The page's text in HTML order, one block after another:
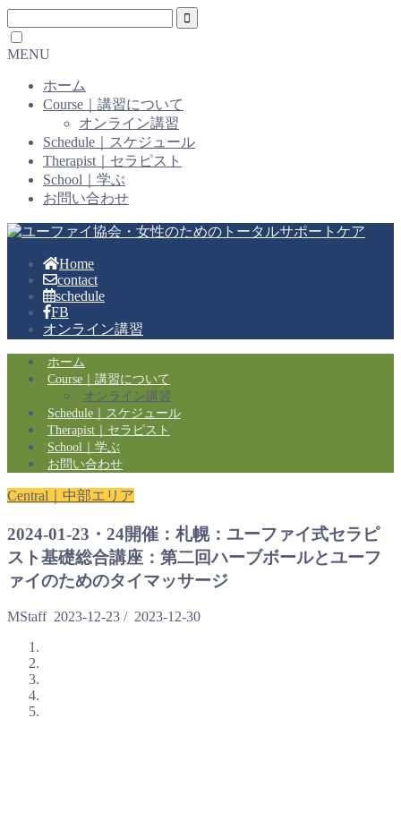
MENU
ホーム
Course｜講習について
オンライン講習
Schedule｜スケジュール
Therapist｜セラピスト
School｜学ぶ
お問い合わせ
Home
contact
schedule
FB
オンライン講習
ホーム
Course｜講習について
オンライン講習
Schedule｜スケジュール
Therapist｜セラピスト
School｜学ぶ
お問い合わせ
Central｜中部エリア
2024-01-23・24開催：札幌：ユーファイ式セラピ
スト基礎総合講座：第二回ハーブボールとユーフ
ァイのためのタイマッサージ
MStaff 2023-12-23 / 2023-12-30